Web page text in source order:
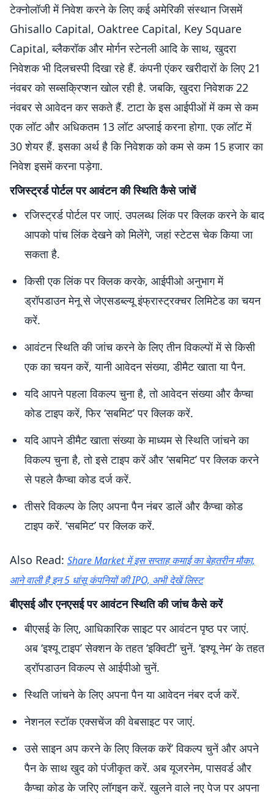
टेक्नोलॉजी में निवेश करने के लिए कई अमेरिकी संस्थान जिसमें
Ghisallo Capital, Oaktree Capital, Key Square
Capital, ब्लैकरॉक और मोर्गन स्टेनली आदि के साथ, खुदरा
निवेशक भी दिलचस्पी दिखा रहे हैं. कंपनी एंकर खरीदारों के लिए 21
नंवबर को सब्सक्रिप्शन खोल रही है. जबकि, खुदरा निवेशक 22
नंवबर से आवेदन कर सकते हैं. टाटा के इस आईपीओं में कम से कम
एक लॉट और अधिकतम 13 लॉट अप्लाई करना होगा. एक लॉट में
30 शेयर हैं. इसका अर्थ है कि निवेशक को कम से कम 15 हजार का
निवेश इसमें करना पड़ेगा.
रजिस्ट्रर्ड पोर्टल पर आवंटन की स्थिति कैसे जांचें
रजिस्ट्रर्ड पोर्टल पर जाएं. उपलब्ध लिंक पर क्लिक करने के बाद
आपको पांच लिंक देखने को मिलेंगे, जहां स्टेटस चेक किया जा
सकता है.
किसी एक लिंक पर क्लिक करके, आईपीओ अनुभाग में
ड्रॉपडाउन मेनू से जेएसडब्ल्यू इंफ्रास्ट्रक्चर लिमिटेड का चयन
करें.
आवंटन स्थिति की जांच करने के लिए तीन विकल्पों में से किसी
एक का चयन करें, यानी आवेदन संख्या, डीमैट खाता या पैन.
यदि आपने पहला विकल्प चुना है, तो आवेदन संख्या और कैप्चा
कोड टाइप करें, फिर ‘सबमिट’ पर क्लिक करें.
यदि आपने डीमैट खाता संख्या के माध्यम से स्थिति जांचने का
विकल्प चुना है, तो इसे टाइप करें और ‘सबमिट’ पर क्लिक करने
से पहले कैप्चा कोड दर्ज करें.
तीसरे विकल्प के लिए अपना पैन नंबर डालें और कैप्चा कोड
टाइप करें. ‘सबमिट’ पर क्लिक करें.
Also Read: Share Market में इस सप्ताह कमाई का बेहतरीन मौका,
आने वाली है इन 5 धांसू कंपनियों की IPO, अभी देखें लिस्ट
बीएसई और एनएसई पर आवंटन स्थिति की जांच कैसे करें
बीएसई के लिए, आधिकारिक साइट पर आवंटन पृष्ठ पर जाएं.
अब ‘इश्यू टाइप’ सेक्शन के तहत ‘इक्विटी’ चुनें. ‘इश्यू नेम’ के तहत
ड्रॉपडाउन विकल्प से आईपीओ चुनें.
स्थिति जांचने के लिए अपना पैन या आवेदन नंबर दर्ज करें.
नेशनल स्टॉक एक्सचेंज की वेबसाइट पर जाएं.
उसे साइन अप करने के लिए क्लिक करें’ विकल्प चुनें और अपने
पैन के साथ खुद को पंजीकृत करें. अब यूजरनेम, पासवर्ड और
कैप्चा कोड के जरिए लॉगइन करें. खुलने वाले नए पेज पर अपना